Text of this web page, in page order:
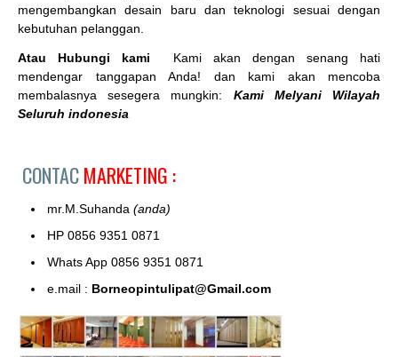
mengembangkan desain baru dan teknologi sesuai dengan
kebutuhan pelanggan.
Atau Hubungi kami
Kami akan dengan senang hati
mendengar tanggapan Anda! dan kami akan mencoba
membalasnya sesegera mungkin: Kami Melyani Wilayah
Seluruh indonesia
CONTACMARKETING :
mr.M.Suhanda (anda)
HP 0856 9351 0871
Whats App 0856 9351 0871
e.mail : Borneopintulipat@Gmail.com